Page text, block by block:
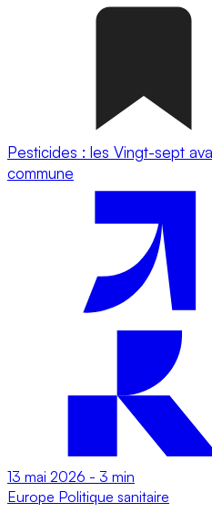
Pesticides : les Vingt-sept
commune
13 mai 2026 - 3 min
Europe Politique sanitaire